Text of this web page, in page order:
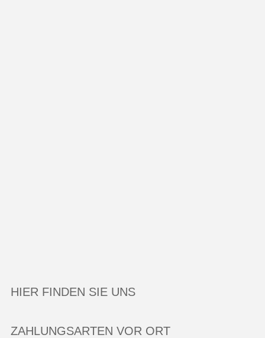
HIER FINDEN SIE UNS
ZAHLUNGSARTEN VOR ORT